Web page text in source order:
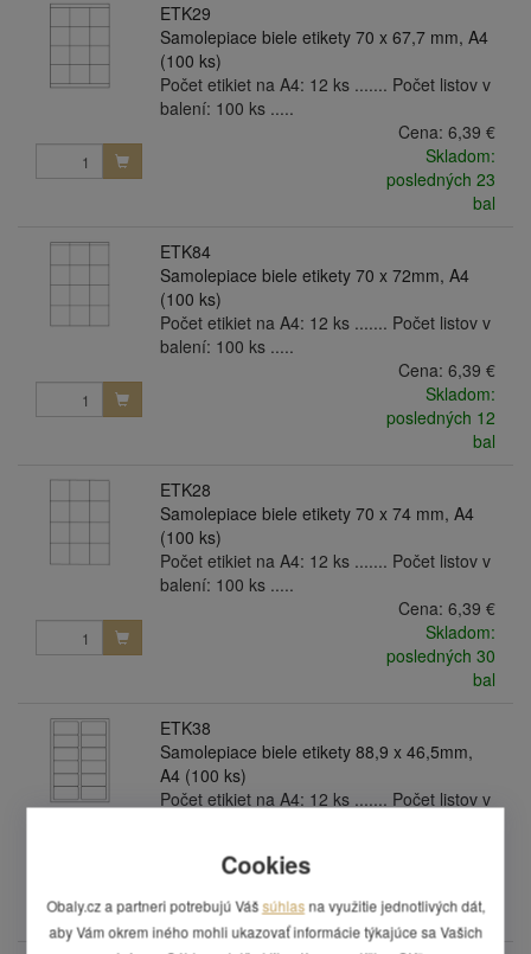
ETK29
Samolepiace biele etikety 70 x 67,7 mm, A4
(100 ks)
Počet etikiet na A4: 12 ks ....... Počet listov v
balení: 100 ks .....
Cena: 6,39 €
Skladom:
posledných 23
bal
ETK84
Samolepiace biele etikety 70 x 72mm, A4
(100 ks)
Počet etikiet na A4: 12 ks ....... Počet listov v
balení: 100 ks .....
Cena: 6,39 €
Skladom:
posledných 12
bal
ETK28
Samolepiace biele etikety 70 x 74 mm, A4
(100 ks)
Počet etikiet na A4: 12 ks ....... Počet listov v
balení: 100 ks .....
Cena: 6,39 €
Skladom:
posledných 30
bal
ETK38
Samolepiace biele etikety 88,9 x 46,5mm,
A4 (100 ks)
Počet etikiet na A4: 12 ks ....... Počet listov v
bal
Cookies
Obaly.cz a partneri potrebujú Vášsúhlas na využitie jednotlivých dát,
aby Vám okrem iného mohli ukazovať informácie týkajúce sa Vašich